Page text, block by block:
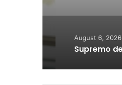
August 6, 2026